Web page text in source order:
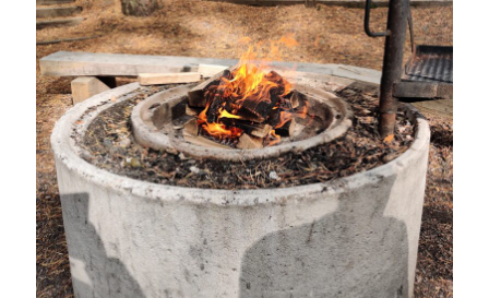
december 2025
november 2025
oktober 2025
september 2025
augusti 2025
juli 2025
juni 2025
maj 2025
april 2025
mars 2025
februari 2025